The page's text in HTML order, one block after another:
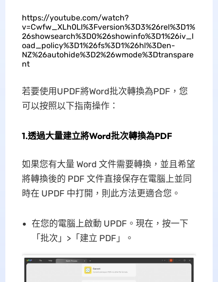
https://youtube.com/watch?
v=Cwfw_XLh0LI%3Fversion%3D3%26rel%3D1%
26showsearch%3D0%26showinfo%3D1%26iv_l
oad_policy%3D1%26fs%3D1%26hl%3Den-
NZ%26autohide%3D2%26wmode%3Dtranspare
nt
若要使用UPDF將Word批次轉換為PDF，您
可以按照以下指南操作：
1.透過大量建立將Word批次轉換為PDF
如果您有大量 Word 文件需要轉換，並且希望
將轉換後的 PDF 文件直接保存在電腦上並同
時在 UPDF 中打開，則此方法更適合您。
在您的電腦上啟動 UPDF。現在，按一下
「批次」>「建立 PDF」。